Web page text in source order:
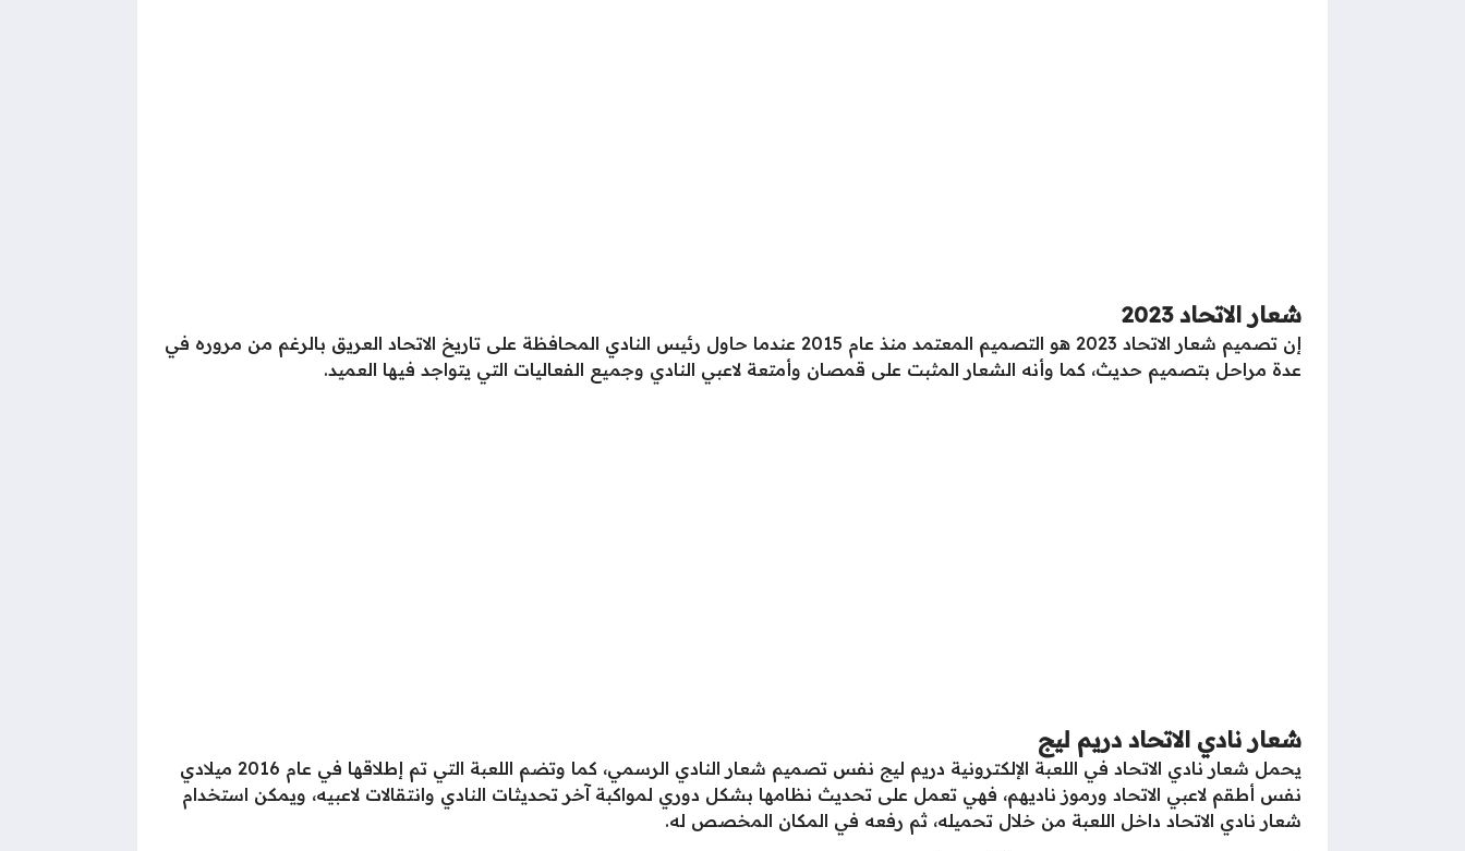
شعار الاتحاد 2023
إن تصميم شعار الاتحاد 2023 هو التصميم المعتمد منذ عام 2015 عندما حاول رئيس النادي المحافظة على تاريخ الاتحاد العريق بالرغم من مروره في
عدة مراحل بتصميم حديث، كما وأنه الشعار المثبت على قمصان وأمتعة لاعبي النادي وجميع الفعاليات التي يتواجد فيها العميد.
شعار نادي الاتحاد دريم ليج
يحمل شعار نادي الاتحاد في اللعبة الإلكترونية دريم ليج نفس تصميم شعار النادي الرسمي، كما وتضم اللعبة التي تم إطلاقها في عام 2016 ميلادي
نفس أطقم لاعبي الاتحاد ورموز ناديهم، فهي تعمل على تحديث نظامها بشكل دوري لمواكبة آخر تحديثات النادي وانتقالات لاعبيه، ويمكن استخدام
شعار نادي الاتحاد داخل اللعبة من خلال تحميله، ثم رفعه في المكان المخصص له.